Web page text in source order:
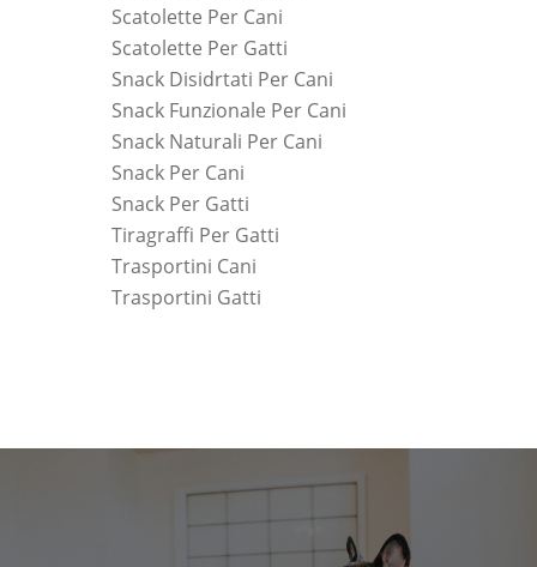
Scatolette Per Cani
Scatolette Per Gatti
Snack Disidrtati Per Cani
Snack Funzionale Per Cani
Snack Naturali Per Cani
Snack Per Cani
Snack Per Gatti
Tiragraffi Per Gatti
Trasportini Cani
Trasportini Gatti